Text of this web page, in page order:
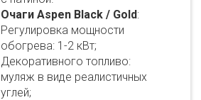
Очаги Aspen Black / Gold:
Регулировка мощности
обогрева: 1-2 кВт;
Декоративного топливо:
муляж в виде реалистичных
углей;